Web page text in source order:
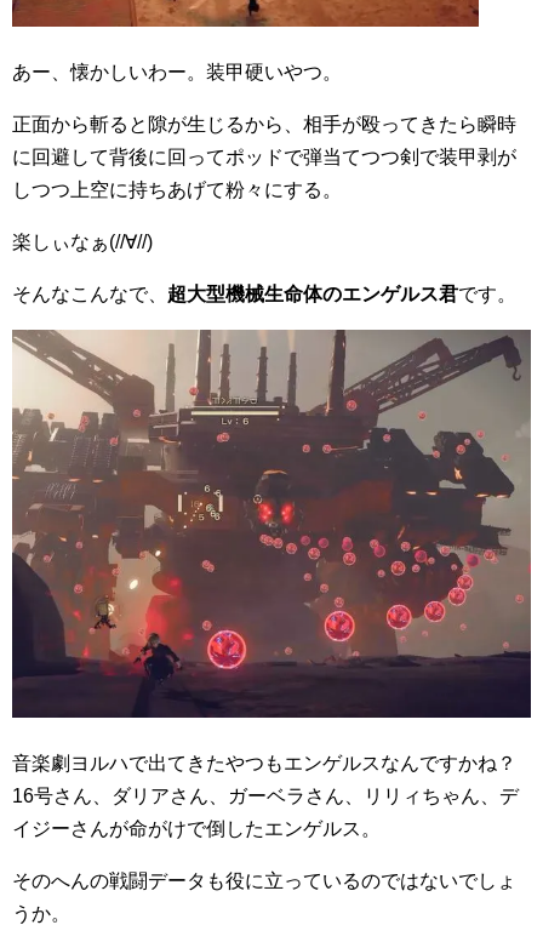
あー、懐かしいわー。装甲硬いやつ。
正面から斬ると隙が生じるから、相手が殴ってきたら瞬時
に回避して背後に回ってポッドで弾当てつつ剣で装甲剥が
しつつ上空に持ちあげて粉々にする。
楽しぃなぁ(//∀//)
そんなこんなで、 超大型機械生命体のエンゲルス君です。
音楽劇ヨルハで出てきたやつもエンゲルスなんですかね？
16号さん、ダリアさん、ガーベラさん、リリィちゃん、デ
イジーさんが命がけで倒したエンゲルス。
そのへんの戦闘データも役に立っているのではないでしょ
うか。